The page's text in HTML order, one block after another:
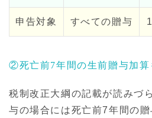
申告対象 すべての贈与
②死亡前7年間の生前贈与加算
税制改正大綱の記載が読みづ
与の場合には死亡前7年間の